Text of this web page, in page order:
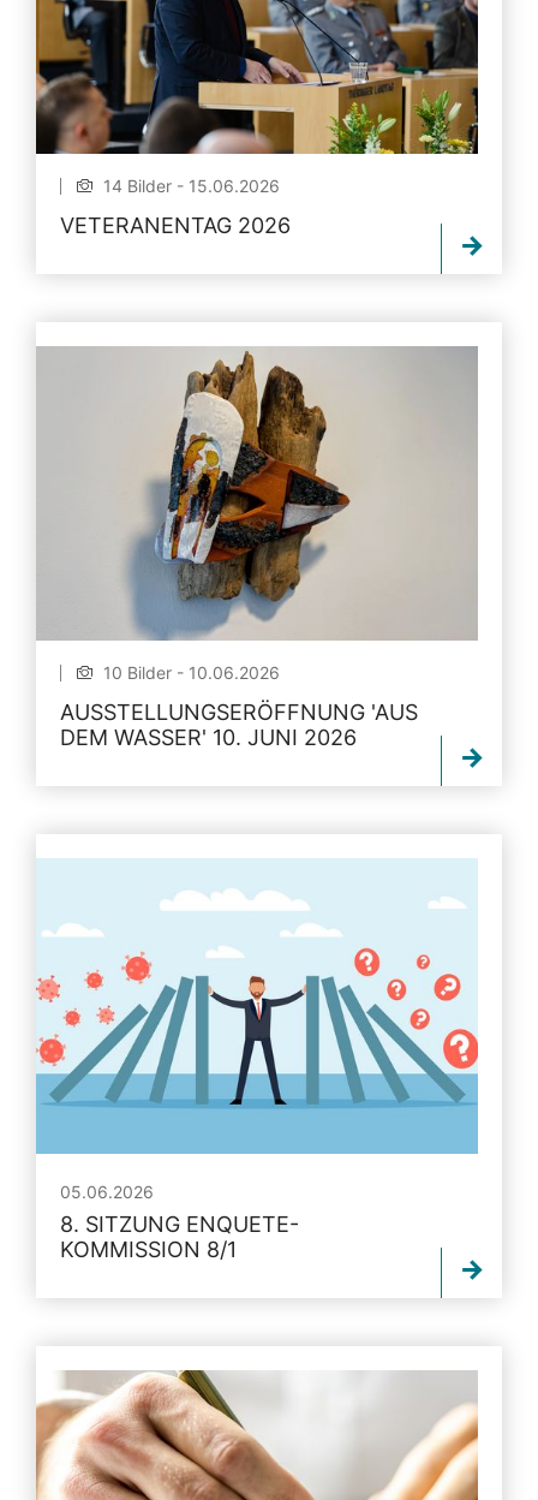
14 Bilder - 15.06.2026
VETERANENTAG 2026
10 Bilder - 10.06.2026
AUSSTELLUNGSERÖFFNUNG 'AUS
DEM WASSER' 10. JUNI 2026
05.06.2026
8. SITZUNG ENQUETE-
KOMMISSION 8/1